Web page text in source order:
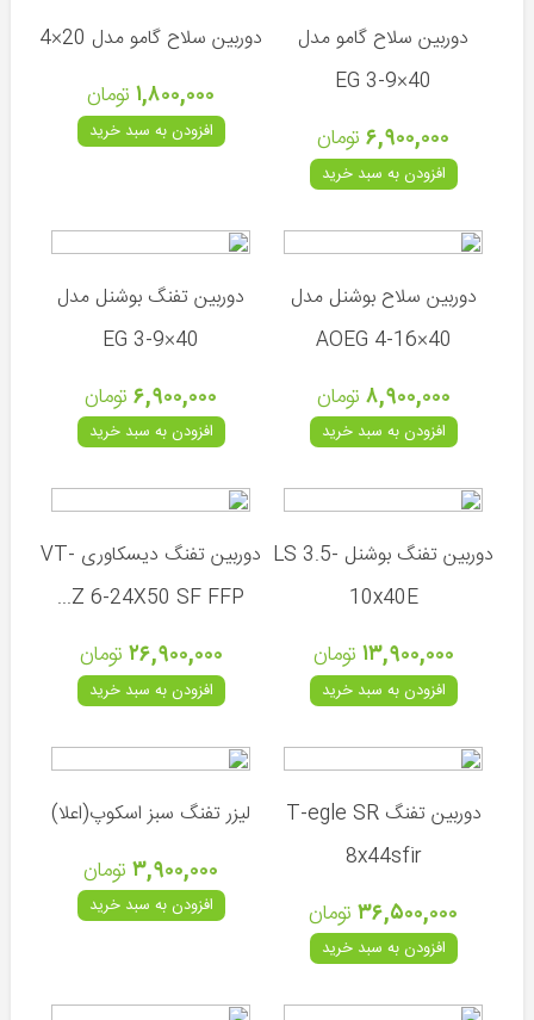
انواع
کیف
هارد
کیس
تیراندازی
خفه
تفنگ
دوربین سلاح گامو مدل
40×9-3 EG
۶,۹۰۰,۰۰۰ تومان
افزودن به سبد خرید
دوربین سلاح گامو مدل 20×4
۱,۸۰۰,۰۰۰ تومان
افزودن به سبد خرید
دوربین سلاح بوشنل مدل
40×16-4 AOEG
۸,۹۰۰,۰۰۰ تومان
افزودن به سبد خرید
دوربین تفنگ بوشنل مدل
40×9-3 EG
۶,۹۰۰,۰۰۰ تومان
افزودن به سبد خرید
دوربین تفنگ بوشنل LS 3.5-
10x40E
۱۳,۹۰۰,۰۰۰ تومان
افزودن به سبد خرید
دوربین تفنگ دیسکاوری VT-
Z 6-24X50 SF FFP...
۲۶,۹۰۰,۰۰۰ تومان
افزودن به سبد خرید
دوربین تفنگ T-egle SR
8x44sfir
۳۶,۵۰۰,۰۰۰ تومان
افزودن به سبد خرید
لیزر تفنگ سبز اسکوپ(اعلا)
۳,۹۰۰,۰۰۰ تومان
افزودن به سبد خرید